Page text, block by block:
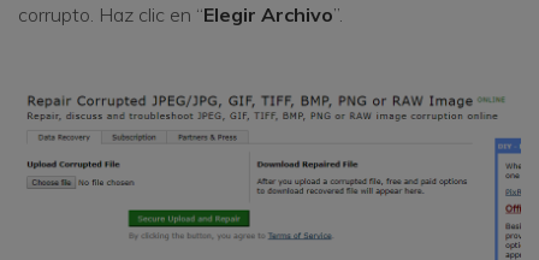
corrupto. Haz clic en “Elegir Archivo”.